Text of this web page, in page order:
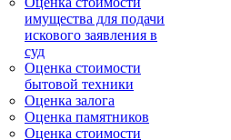
имущества для подачи
искового заявления в
суд
Оценка стоимости
бытовой техники
Оценка залога
Оценка памятников
Оценка стоимости